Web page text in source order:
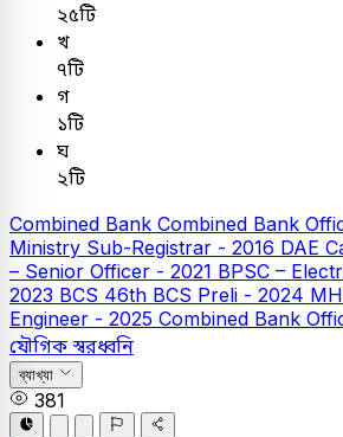
২৫টি
খ
৭টি
গ
১টি
ঘ
২টি
Combined Bank Combined Bank
Ministry Sub-Registrar - 2016 DAE
– Senior Officer - 2021 BPSC –
2023 BCS 46th BCS Preli - 2024
Engineer - 2025 Combined Bank
যৌগিক স্বরধ্বনি
ব্যাখ্যা
381